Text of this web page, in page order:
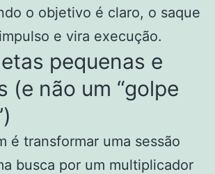
o objetivo é claro, o saque
e vira execução.
pequenas e
(e não um “golpe
é transformar uma sessão
busca por um multiplicador